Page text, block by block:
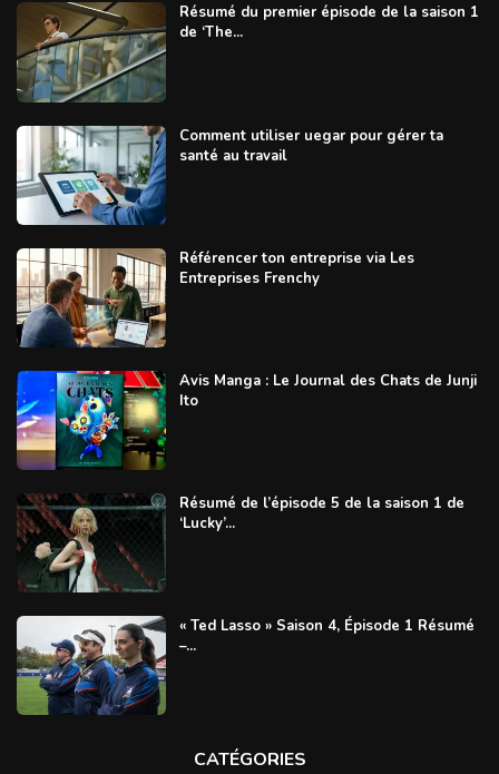
Résumé du premier épisode de la saison 1
de ‘The...
Comment utiliser uegar pour gérer ta
santé au travail
Référencer ton entreprise via Les
Entreprises Frenchy
Avis Manga : Le Journal des Chats de Junji
Ito
Résumé de l’épisode 5 de la saison 1 de
‘Lucky’...
« Ted Lasso » Saison 4, Épisode 1 Résumé
–...
CATÉGORIES